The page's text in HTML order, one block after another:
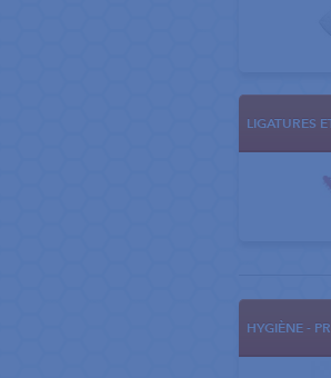
LIGATURES
HYGIÈNE -